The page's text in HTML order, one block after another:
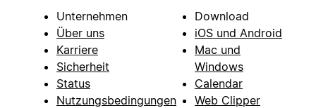
Unternehmen
Über uns
Karriere
Sicherheit
Status
Nutzungsbedingungen
Download
iOS und Android
Mac und
Windows
Calendar
Web Clipper